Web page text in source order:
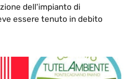
dell'impianto di
essere tenuto in debito